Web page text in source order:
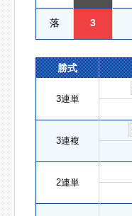
落 3
勝式
3連単
3連複
2連単